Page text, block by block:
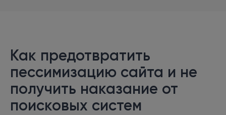
Как предотвратить
пессимизацию сайта и не
получить наказание от
поисковых систем